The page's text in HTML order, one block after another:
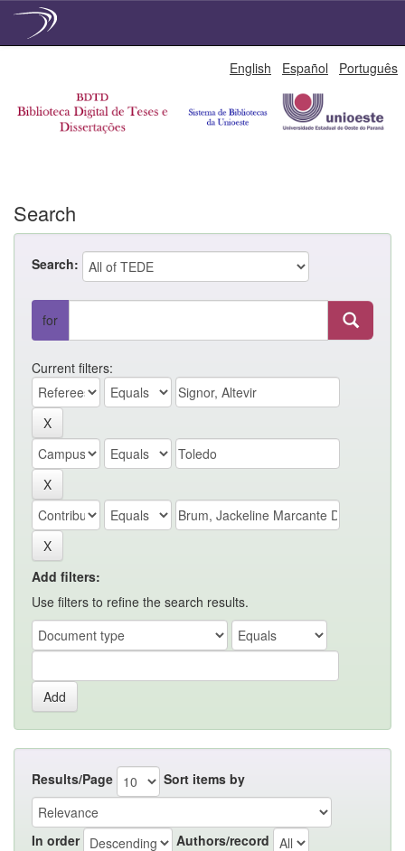
English Español Português
Search
Search:
for
Current filters:
Add filters:
Use filters to refine the search results.
Results/Page Sort items by
In order Authors/record